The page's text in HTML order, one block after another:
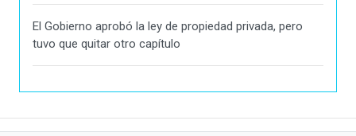
El Gobierno aprobó la ley de propiedad privada, pero
tuvo que quitar otro capítulo